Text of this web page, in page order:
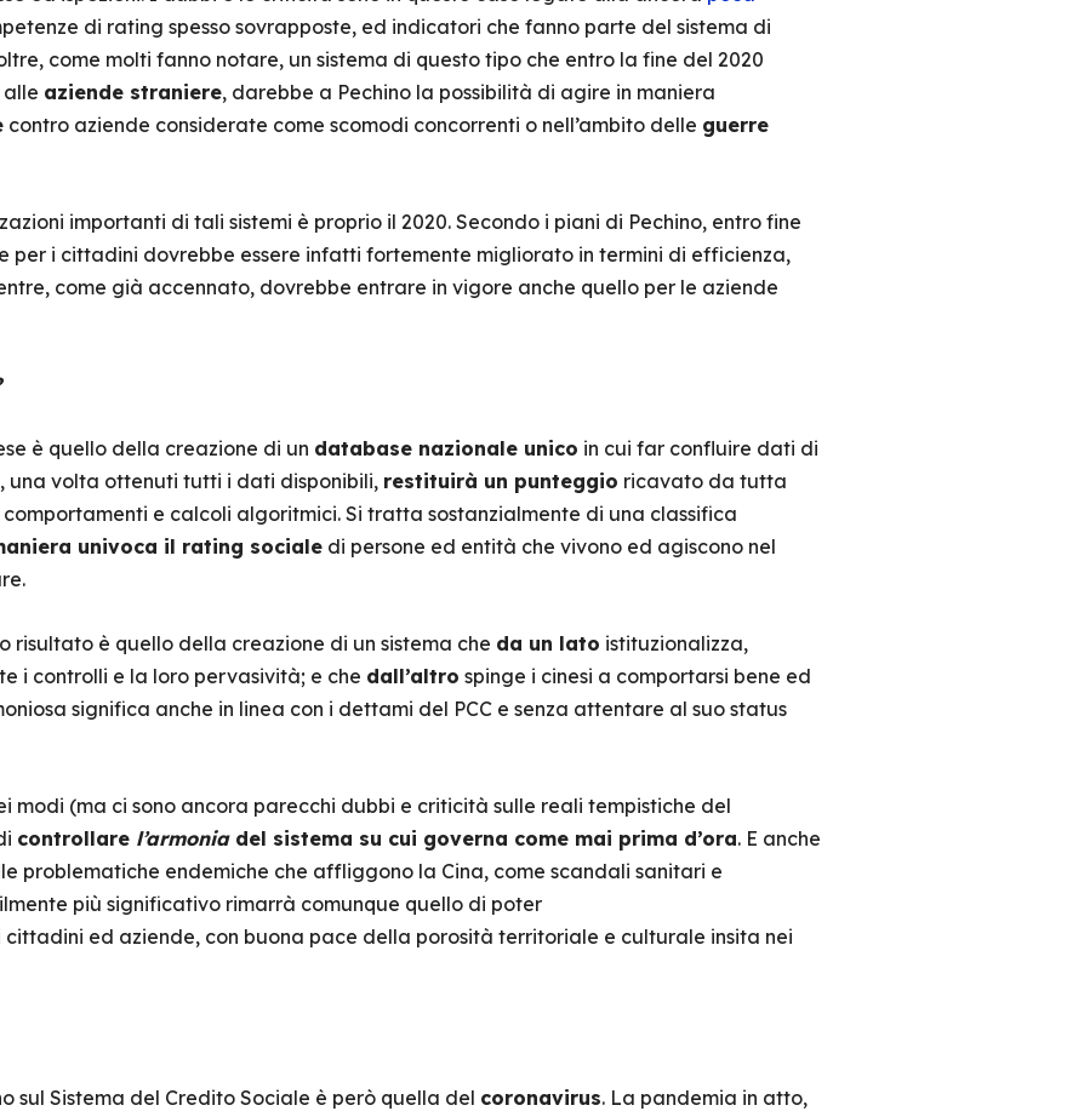
di rating spesso sovrapposte, ed indicatori che fanno parte del sistema di
come molti fanno notare, un sistema di questo tipo che entro la fine del 2020
aziende straniere, darebbe a Pechino la possibilità di agire in maniera
contro aziende considerate come scomodi concorrenti o nell’ambito delle guerre
importanti di tali sistemi è proprio il 2020. Secondo i piani di Pechino, entro fine
per i cittadini dovrebbe essere infatti fortemente migliorato in termini di efficienza,
come già accennato, dovrebbe entrare in vigore anche quello per le aziende
è quello della creazione di un database nazionale unico in cui far confluire dati di
una volta ottenuti tutti i dati disponibili, restituirà un punteggio ricavato da tutta
e calcoli algoritmici. Si tratta sostanzialmente di una classifica
univoca il rating socialedi persone ed entità che vivono ed agiscono nel
risultato è quello della creazione di un sistema che da un lato istituzionalizza,
i controlli e la loro pervasività; e che dall’altro spinge i cinesi a comportarsi bene ed
significa anche in linea con i dettami del PCC e senza attentare al suo status
modi (ma ci sono ancora parecchi dubbi e criticità sulle reali tempistiche del
controllare l’armoniadel sistema su cui governa come mai prima d’ora. E anche
problematiche endemiche che affliggono la Cina, come scandali sanitari e
più significativo rimarrà comunque quello di poter
ed aziende, con buona pace della porosità territoriale e culturale insita nei
sul Sistema del Credito Sociale è però quella del coronavirus. La pandemia in atto,